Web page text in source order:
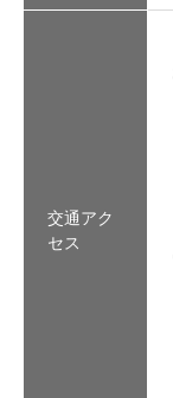
交通アク
セス